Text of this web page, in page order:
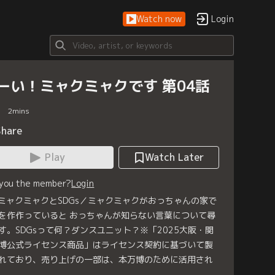
Watch now Login
い！ミャクミャクです 第04話
2mins
Play
Watch Later
the member?Login
ャクミャクとSDGs／ミャクミャクがおっちゃんの家で
作作っていると おっちゃんが知らない言葉について尋
。SDGsって何？ダンスユニット？※「2025大阪・関
公式ライセンス商品」はライセンス契約に基づいて製
ており、売り上げの一部は、本万博のために活用され